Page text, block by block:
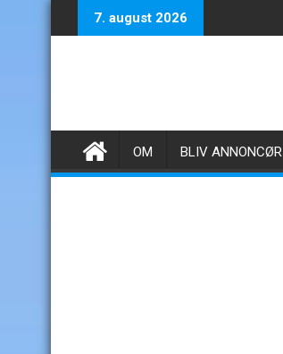
to
7. august 2026
OM BLIV ANNONCØR